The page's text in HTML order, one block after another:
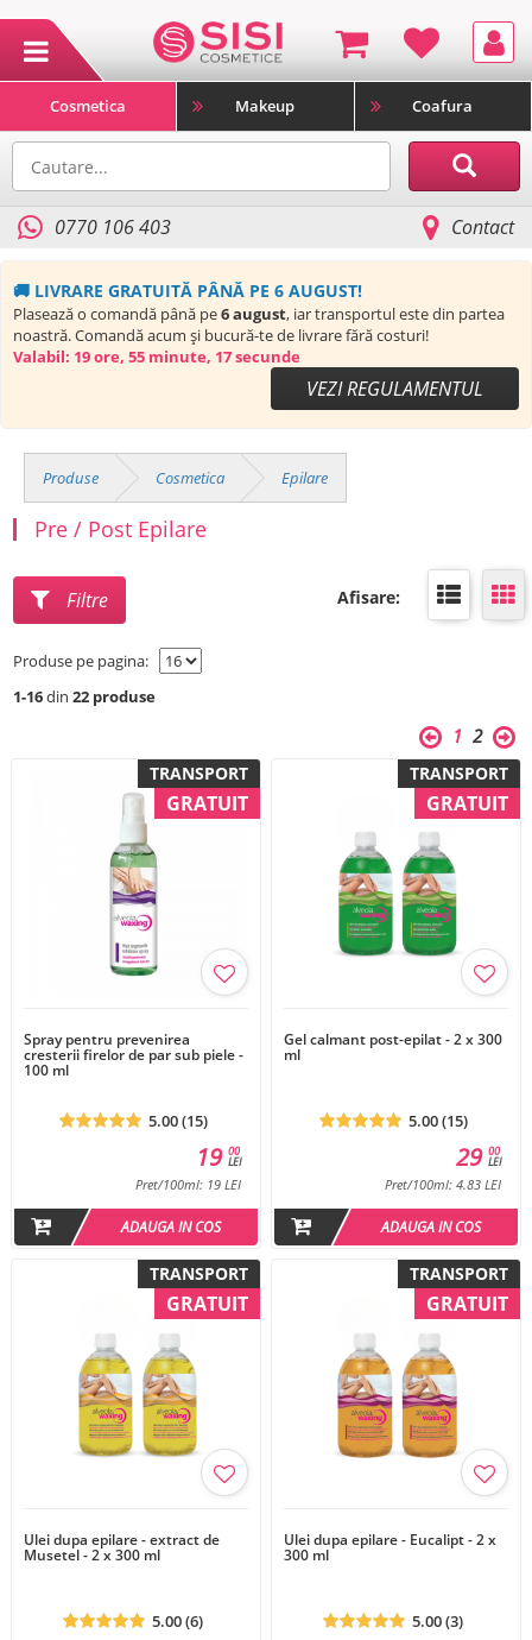
Cosmetica Makeup Coafura
0770 106 403 Contact
🚚 LIVRARE GRATUITĂ PÂNĂ PE 6 AUGUST!
Plasează o comandă până pe6 august, iar transportul este din partea
noastră. Comandă acum și bucură-te de livrare fără costuri!
Valabil: 19 ore, 55 minute, 16 secunde
VEZI REGULAMENTUL
Produse Cosmetica Epilare
Pre / Post Epilare
Filtre Afisare:
Produse pe pagina:
1-16din 22 produse
1 2
TRANSPORT
GRATUIT
Spray pentru prevenirea
cresterii firelor de par sub piele -
100 ml
5.00 (15)
00
LEI
19
Pret/100ml: 19 LEI
ADAUGA IN COS
TRANSPORT
GRATUIT
Gel calmant post-epilat - 2 x 300
ml
5.00 (15)
00
LEI
29
Pret/100ml: 4.83 LEI
ADAUGA IN COS
TRANSPORT
GRATUIT
Ulei dupa epilare - extract de
Musetel - 2 x 300 ml
5.00 (6)
TRANSPORT
GRATUIT
Ulei dupa epilare - Eucalipt - 2 x
300 ml
5.00 (3)